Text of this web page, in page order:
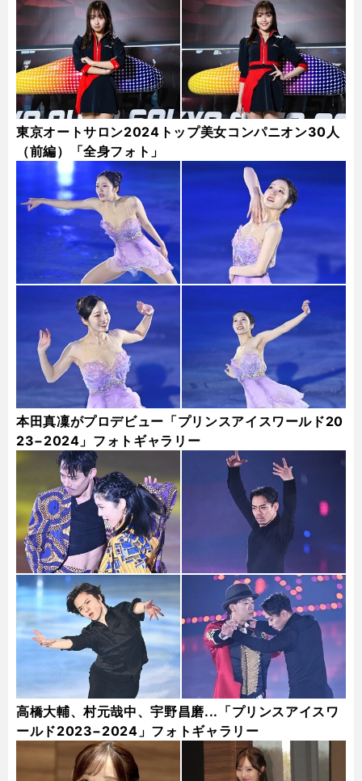
東京オートサロン2024トップ美女コンパニオン30人
（前編）「全身フォト」
本田真凜がプロデビュー「プリンスアイスワールド20
23−2024」フォトギャラリー
高橋大輔、村元哉中、宇野昌磨...「プリンスアイスワ
ールド2023−2024」フォトギャラリー